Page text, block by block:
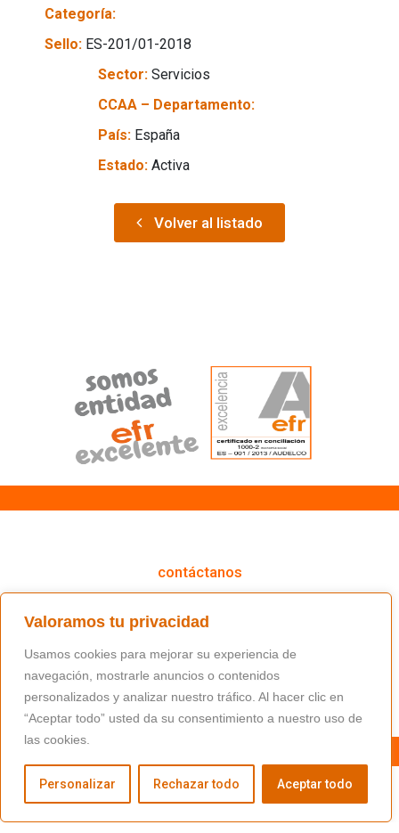
Valoramos tu privacidad
Usamos cookies para mejorar su experiencia de
navegación, mostrarle anuncios o contenidos
personalizados y analizar nuestro tráfico. Al hacer clic en
“Aceptar todo” usted da su consentimiento a nuestro uso de
las cookies.
Personalizar Rechazar todo Aceptar todo
Categoría:
Sello: ES-201/01-2018
Sector: Servicios
CCAA – Departamento:
País: España
Estado: Activa
Volver al listado
contáctanos
(+34) 91 766 98 56 / fundacion@masfamilia.org
síguenos en nuestras redes sociales